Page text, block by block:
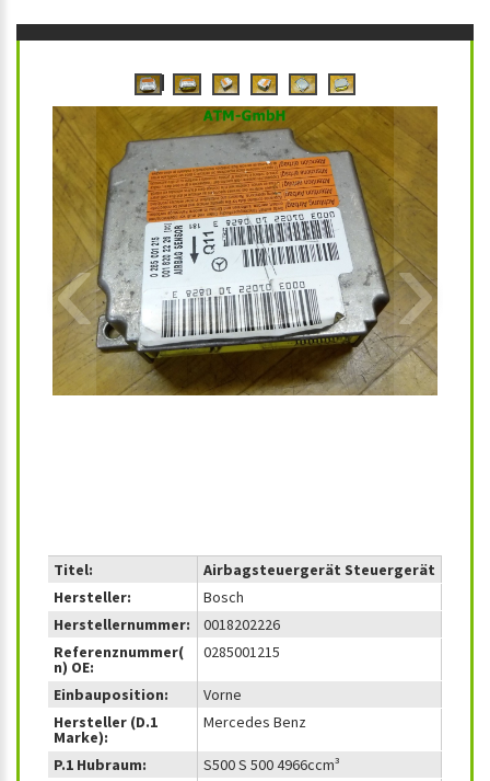
‹ ›
Titel:
Airbagsteuergerät Steuergerät
Hersteller:
Bosch
Herstellernummer:
0018202226
Referenznummer(
n) OE:
0285001215
Einbauposition:
Vorne
Hersteller (D.1
Marke):
Mercedes Benz
P.1 Hubraum:
S500 S 500 4966ccm³